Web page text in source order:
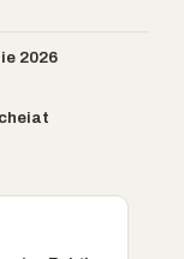
2026